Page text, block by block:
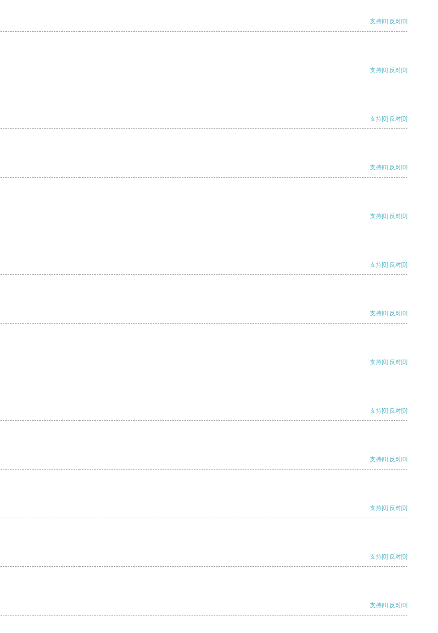
支持[0] 反对[0]
支持[0] 反对[0]
支持[0] 反对[0]
支持[0] 反对[0]
支持[0] 反对[0]
支持[0] 反对[0]
支持[0] 反对[0]
支持[0] 反对[0]
支持[0] 反对[0]
支持[0] 反对[0]
支持[0] 反对[0]
支持[0] 反对[0]
支持[0] 反对[0]